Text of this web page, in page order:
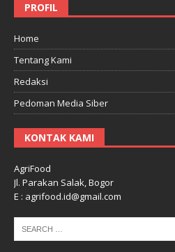
PROFIL
Home
Tentang Kami
Redaksi
Pedoman Media Siber
KONTAK KAMI
AgriFood
Jl. Parakan Salak, Bogor
E : agrifood.id@gmail.com